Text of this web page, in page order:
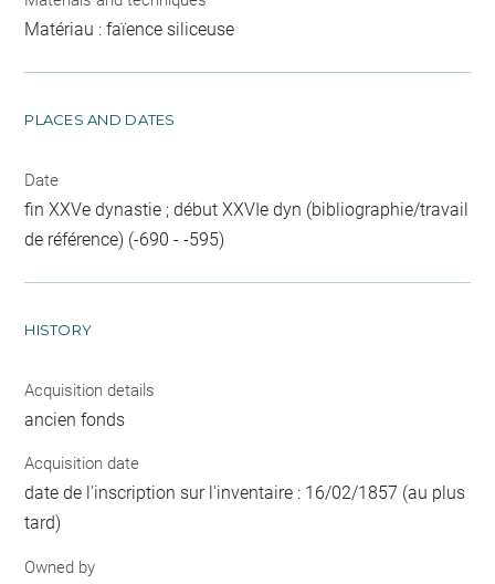
Matériau : faïence siliceuse
PLACES AND DATES
Date
fin XXVe dynastie ; début XXVIe dyn (bibliographie/travail
de référence) (-690 - -595)
HISTORY
Acquisition details
ancien fonds
Acquisition date
date de l'inscription sur l'inventaire : 16/02/1857 (au plus
tard)
Owned by